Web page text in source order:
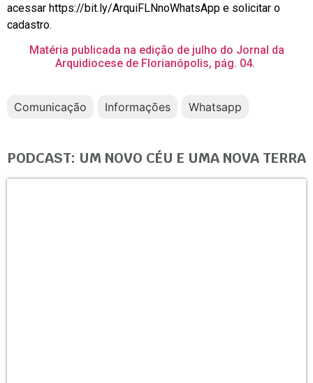
acessar https://bit.ly/ArquiFLNnoWhatsApp e solicitar o
cadastro.
Matéria publicada na edição de julho do Jornal da
Arquidiocese de Florianópolis, pág. 04.
Comunicação Informações Whatsapp
PODCAST: UM NOVO CÉU E UMA NOVA TERRA